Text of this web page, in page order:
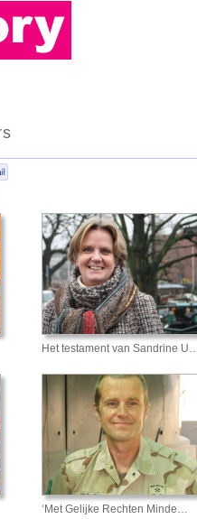
Het testament van Sandrine
‘Met Gelijke Rechten Minde…